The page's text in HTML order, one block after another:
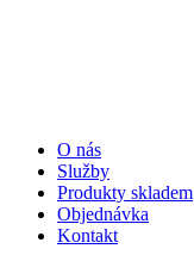
O nás
Služby
Produkty skladem
Objednávka
Kontakt